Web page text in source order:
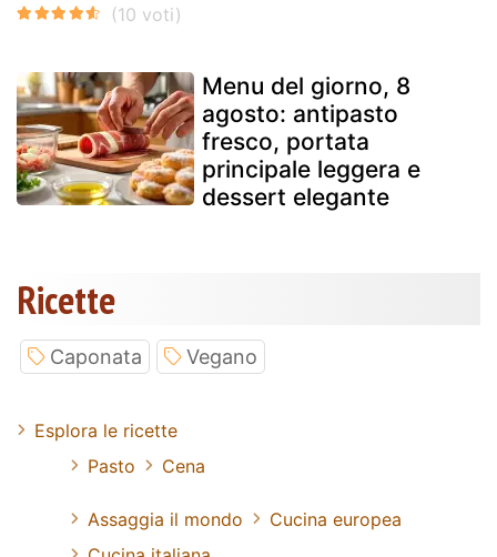
Menu del giorno, 8
agosto: antipasto
fresco, portata
principale leggera e
dessert elegante
Ricette
Caponata Vegano
Esplora le ricette
Pasto
Cena
Assaggia il mondo
Cucina europea